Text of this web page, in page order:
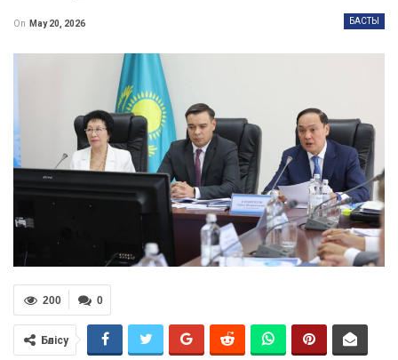
БАСТЫ
On May 20, 2026
0
200
Бөлісу